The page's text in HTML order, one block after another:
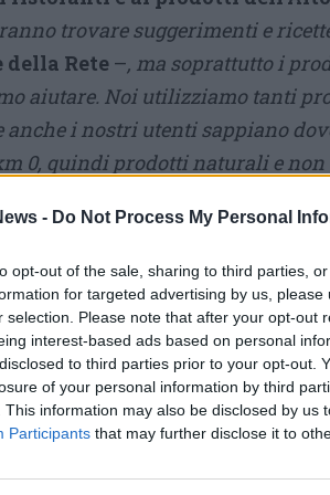
- Do Not Process My Personal
opt-out of the sale, sharing to third parties,
for targeted advertising by us,
selection. Please note that after your opt-out
interest-based ads based on personal
to third parties prior to your opt-out.
of your personal information by third
This information may also be disclosed by us
Participants that may further disclose it to
trovare suggerimenti e
della Rete –, ma soprattutto i
aiutare. Noi utilizziamo tanti
i nostri utenti sappiano
0, quindi prodotti naturali e
è sempre aperto a nuovi
i ristoranti che fanno parte
Al Rossini (Legnano),
L'Antico Teatro
(Magenta), L'Altra
Vittore Olona), Ristorante La
on Martin (Buscate), La
(Legnano), PiadAmi